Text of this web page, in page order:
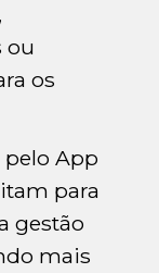
ou
os
App
para
gestão
mais